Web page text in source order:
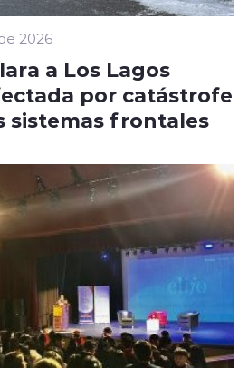
2026
a Los Lagos
por catástrofe
sistemas frontales